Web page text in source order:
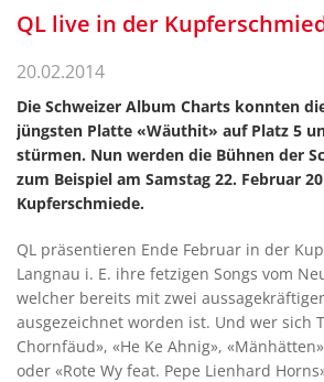
QL live in der
20.02.2014
Die Schweizer Album Charts konnten
jüngsten Platte «Wäuthit» auf Platz 5
stürmen. Nun werden die Bühnen der
zum Beispiel am Samstag 22. Februar
Kupferschmiede.
QL präsentieren Ende Februar in der
Langnau i. E. ihre fetzigen Songs vom
welcher bereits mit zwei
ausgezeichnet worden ist. Und wer sich
Chornfäud», «He Ke Ahnig»,
oder «Rote Wy feat. Pepe Lienhard